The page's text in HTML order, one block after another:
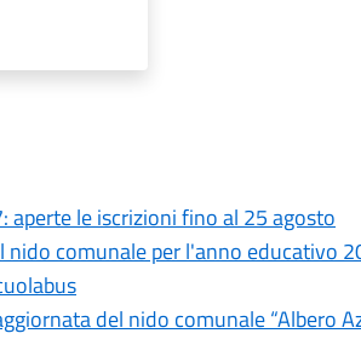
aperte le iscrizioni fino al 25 agosto
comunale per l'anno educativo
del nido comunale “Albero